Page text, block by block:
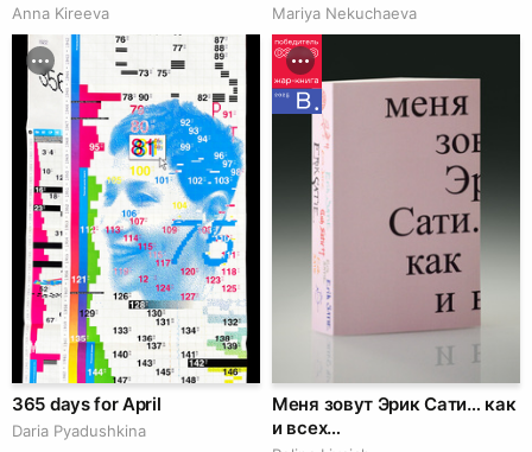
Anna Kireeva Mariya Nekuchaeva
365 days for April
Daria Pyadushkina
Меня зовут Эрик Сати… как
и всех…